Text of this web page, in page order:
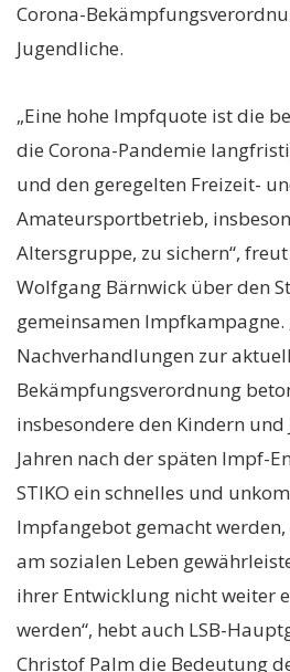
Corona-
Jugendliche.
„Eine hohe Impfquote ist die
die Corona-Pandemie
und den geregelten Freizeit-
Amateursportbetrieb,
Altersgruppe, zu sichern“,
Wolfgang Bärnwick über den
gemeinsamen Impfkampagne.
Nachverhandlungen zur
Bekämpfungsverordnung
insbesondere den Kindern
Jahren nach der späten Impf-
STIKO ein schnelles und
Impfangebot gemacht
am sozialen Leben
ihrer Entwicklung nicht weiter
werden“, hebt auch LSB-
Christof Palm die Bedeutung